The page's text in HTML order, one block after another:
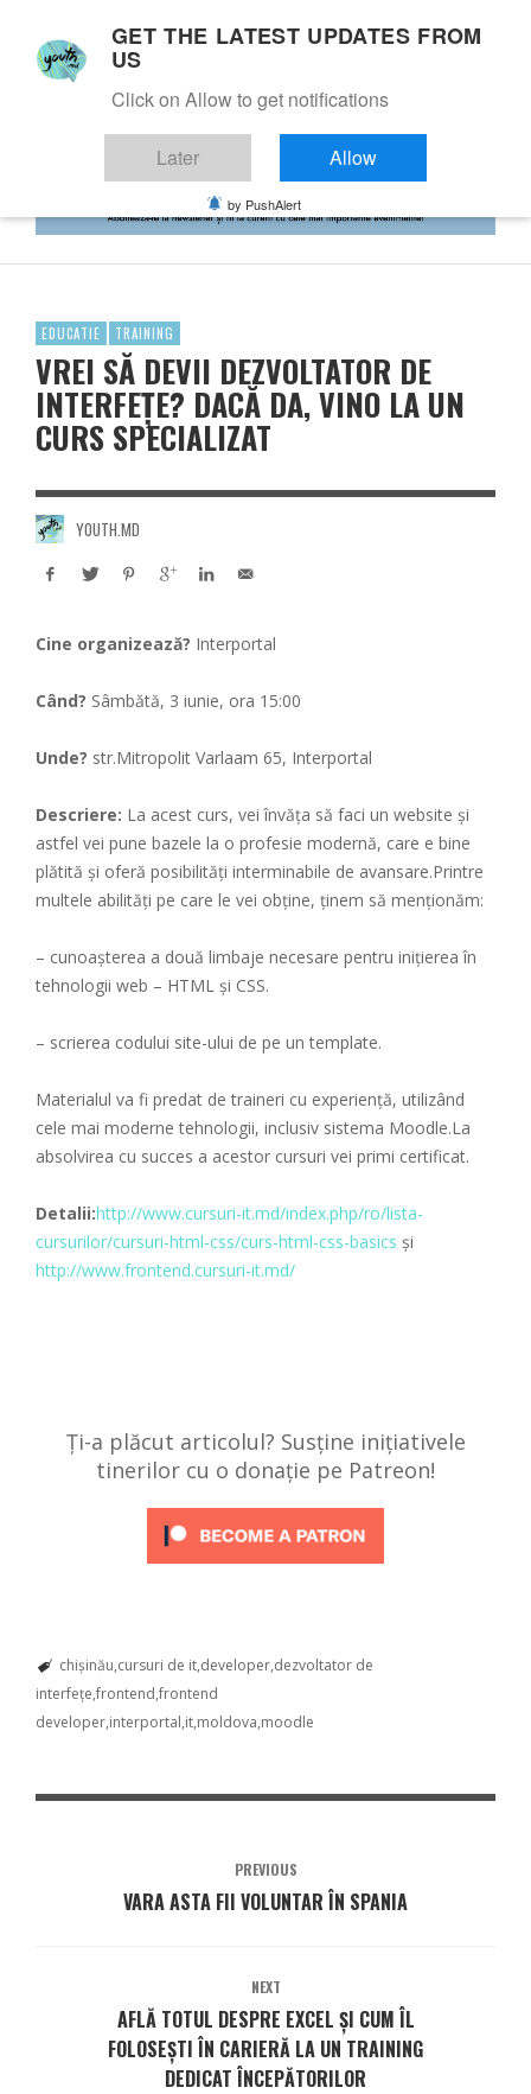
EDUCATIE TRAINING
VREI SĂ DEVII DEZVOLTATOR DE
INTERFEȚE? DACĂ DA, VINO LA UN
CURS SPECIALIZAT
YOUTH.MD
Cine organizează? Interportal
Când? Sâmbătă, 3 iunie, ora 15:00
Unde? str.Mitropolit Varlaam 65, Interportal
Descriere: La acest curs, vei învăța să faci un website și
astfel vei pune bazele la o profesie modernă, care e bine
plătită și oferă posibilități interminabile de avansare.Printre
multele abilități pe care le vei obține, ținem să menționăm:
– cunoașterea a două limbaje necesare pentru inițierea în
tehnologii web – HTML și CSS.
– scrierea codului site-ului de pe un template.
Materialul va fi predat de traineri cu experiență, utilizând
cele mai moderne tehnologii, inclusiv sistema Moodle.La
absolvirea cu succes a acestor cursuri vei primi certificat.
Detalii:http://www.cursuri-it.md/index.php/ro/lista-
cursurilor/cursuri-html-css/curs-html-css-basics și
http://www.frontend.cursuri-it.md/
Ți-a plăcut articolul? Susține inițiativele
tinerilor cu o donație pe Patreon!
chișinău cursuri de it developer dezvoltator de
interfețe frontend frontend
developer interportal it moldova moodle
PREVIOUS
VARA ASTA FII VOLUNTAR ÎN SPANIA
NEXT
AFLĂ TOTUL DESPRE EXCEL ȘI CUM ÎL
FOLOSEȘTI ÎN CARIERĂ LA UN TRAINING
DEDICAT ÎNCEPĂTORILOR
GET THE LATEST UPDATES FROM
US
Click on Allow to get notifications
Later Allow
by PushAlert